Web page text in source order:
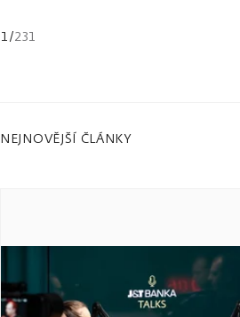
1 /231
NEJNOVĚJŠÍ ČLÁNKY